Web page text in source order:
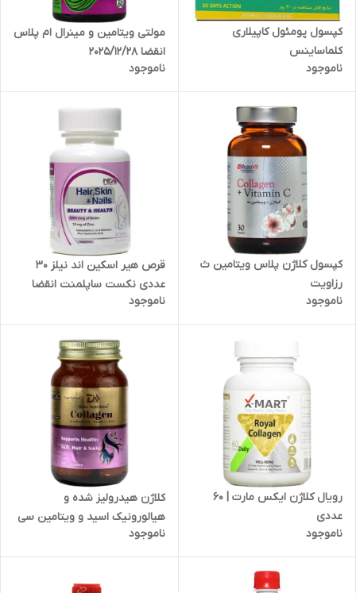
کپسول پومئول کاپیلاری
کلماساینس
ناموجود
مولتی ویتامین و مینرال ام پلاس
انقضا 2025/12/28
ناموجود
کپسول کلاژن پلاس ویتامین ث
رزاویت
ناموجود
قرص هیر اسکین اند نیلز 30
عددی نکست ساپلمنت انقضا
2025/11
ناموجود
رویال کلاژن ایکس مارت | 60
عددی
ناموجود
کلاژن هیدرولیز شده و
هیالورونیک اسید و ویتامین سی
و بیوتین تریتا داروی آرتا
ناموجود